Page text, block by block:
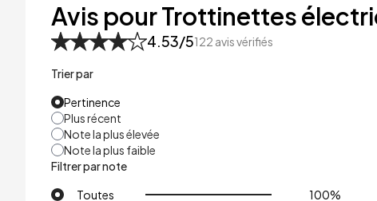
53kg
Avis pour Trottinettes
4.53/5122 avis vérifiés
Trier par
Pertinence
Plus récent
Note la plus élevée
Note la plus faible
Filtrer par note
Toutes
100%